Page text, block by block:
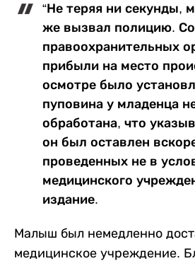
“Не теряя ни секунды,
же вызвал полицию.
правоохранительных
прибыли на место
осмотре было
пуповина у младенца
обработана, что
он был оставлен
проведенных не в
медицинского
издание.
Малыш был немедленно
медицинское учреждение.